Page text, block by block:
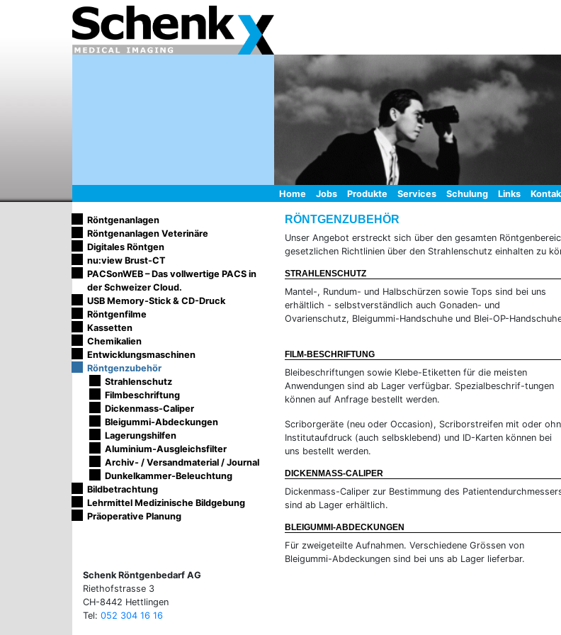
Home Jobs Produkte Services Schulung Links
Röntgenanlagen
Röntgenanlagen Veterinäre
Digitales Röntgen
nu:view Brust-CT
PACSonWEB – Das vollwertige PACS in
der Schweizer Cloud.
USB Memory-Stick & CD-Druck
Röntgenfilme
Kassetten
Chemikalien
Entwicklungsmaschinen
Röntgenzubehör
Strahlenschutz
Filmbeschriftung
Dickenmass-Caliper
Bleigummi-Abdeckungen
Lagerungshilfen
Aluminium-Ausgleichsfilter
Archiv- / Versandmaterial / Journal
Dunkelkammer-Beleuchtung
Bildbetrachtung
Lehrmittel Medizinische Bildgebung
Präoperative Planung
Schenk Röntgenbedarf AG
Riethofstrasse 3
CH-8442 Hettlingen
Tel: 052 304 16 16
RÖNTGENZUBEHÖR
Unser Angebot erstreckt sich über den gesamten
gesetzlichen Richtlinien über den Strahlenschutz einhalten zu
STRAHLENSCHUTZ
Mantel-, Rundum- und Halbschürzen sowie Tops sind bei uns
erhältlich - selbstverständlich auch Gonaden- und
Ovarienschutz, Bleigummi-Handschuhe und Blei-OP-
FILM-BESCHRIFTUNG
Bleibeschriftungen sowie Klebe-Etiketten für die meisten
Anwendungen sind ab Lager verfügbar. Spezialbeschrif-tungen
können auf Anfrage bestellt werden.
Scriborgeräte (neu oder Occasion), Scriborstreifen mit oder
Institutaufdruck (auch selbsklebend) und ID-Karten können bei
uns bestellt werden.
DICKENMASS-CALIPER
Dickenmass-Caliper zur Bestimmung des
sind ab Lager erhältlich.
BLEIGUMMI-ABDECKUNGEN
Für zweigeteilte Aufnahmen. Verschiedene Grössen von
Bleigummi-Abdeckungen sind bei uns ab Lager lieferbar.